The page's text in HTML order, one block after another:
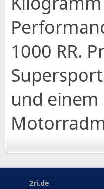
1000 RR.
und
2ri.de